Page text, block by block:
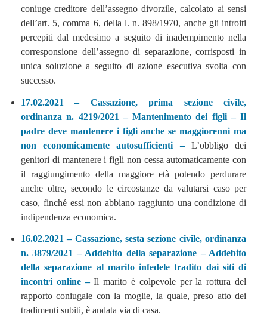
coniuge creditore dell’assegno divorzile, calcolato ai sensi
dell’art. 5, comma 6, della l. n. 898/1970, anche gli introiti
percepiti dal medesimo a seguito di inadempimento nella
corresponsione dell’assegno di separazione, corrisposti in
unica soluzione a seguito di azione esecutiva svolta con
successo.
17.02.2021 – Cassazione, prima sezione civile,
ordinanza n. 4219/2021 – Mantenimento dei figli – Il
padre deve mantenere i figli anche se maggiorenni ma
non economicamente autosufficienti –L’obbligo dei
genitori di mantenere i figli non cessa automaticamente con
il raggiungimento della maggiore età potendo perdurare
anche oltre, secondo le circostanze da valutarsi caso per
caso, finché essi non abbiano raggiunto una condizione di
indipendenza economica.
16.02.2021 – Cassazione, sesta sezione civile, ordinanza
n. 3879/2021 – Addebito della separazione – Addebito
della separazione al marito infedele tradito dai siti di
incontri online –Il marito è colpevole per la rottura del
rapporto coniugale con la moglie, la quale, preso atto dei
tradimenti subiti, è andata via di casa.